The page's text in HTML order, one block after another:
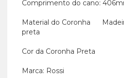
Comprimento do cano:
Material do Coronha
preta
Cor da Coronha Preta
Marca: Rossi